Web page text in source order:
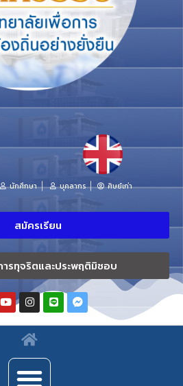
นักศึกษา บุคลากร ศิษย์เก่า
สมัครเรียน
ารทุจริตและประพฤติมิชอบ